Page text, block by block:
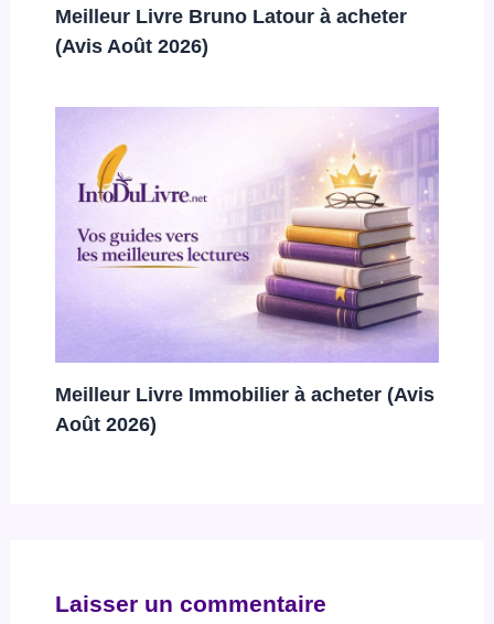
Meilleur Livre Bruno Latour à acheter
(Avis Août 2026)
Meilleur Livre Immobilier à acheter (Avis
Août 2026)
Laisser un commentaire